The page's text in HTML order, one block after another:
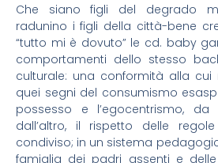
Che siano figli del degrado
radunino i figli della città-bene
“tutto mi è dovuto” le cd. baby
comportamenti dello stesso
culturale: una conformità alla cui
quei segni del consumismo
possesso e l’egocentrismo,
dall’altro, il rispetto delle
condiviso; in un sistema
famiglia dei padri assenti e